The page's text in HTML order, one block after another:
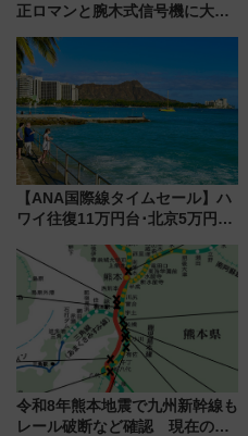
正ロマンと腕木式信号機に大興
目の舞台は岐阜県の「明知鉄
道」
【ANA国際線タイムセール】ハ
ワイ往復11万円台･北京5万円台
来春のGW旅行まで狙える激ア
ツ路線まとめ（8/10まで）
令和8年熊本地震で九州新幹線も
レール破断など確認 現在の運